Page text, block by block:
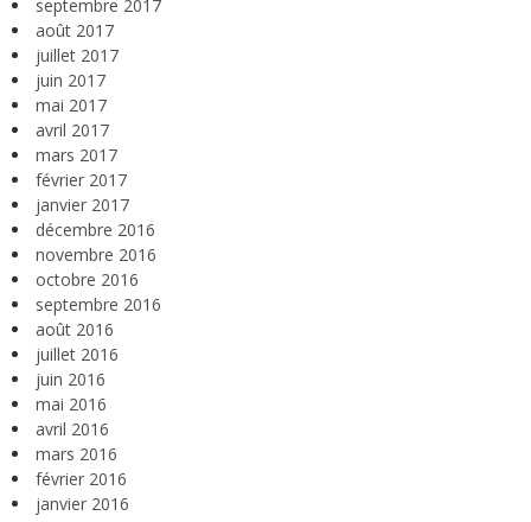
septembre 2017
août 2017
juillet 2017
juin 2017
mai 2017
avril 2017
mars 2017
février 2017
janvier 2017
décembre 2016
novembre 2016
octobre 2016
septembre 2016
août 2016
juillet 2016
juin 2016
mai 2016
avril 2016
mars 2016
février 2016
janvier 2016